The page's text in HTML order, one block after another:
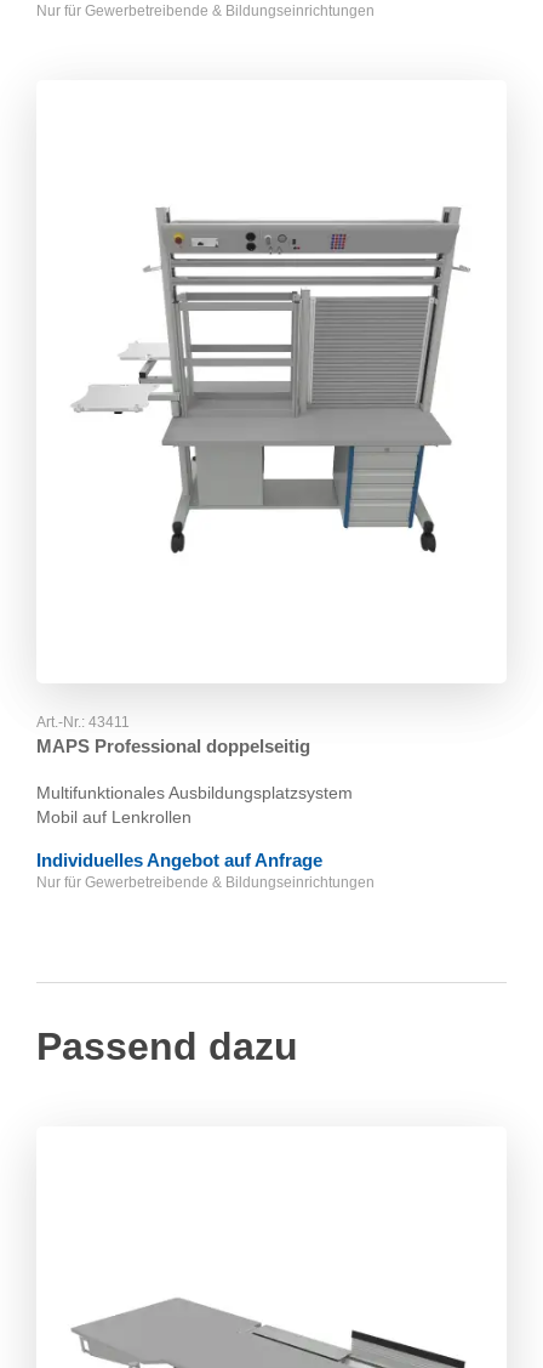
Nur für Gewerbetreibende & Bildungseinrichtungen
Art.-Nr.: 43411
MAPS Professional doppelseitig
Multifunktionales Ausbildungsplatzsystem
Mobil auf Lenkrollen
Individuelles Angebot auf Anfrage
Nur für Gewerbetreibende & Bildungseinrichtungen
Passend dazu